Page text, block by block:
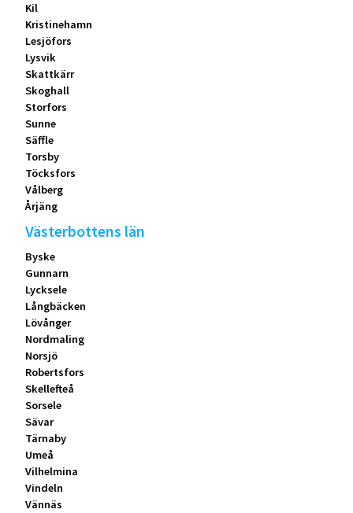
Kil
Kristinehamn
Lesjöfors
Lysvik
Skattkärr
Skoghall
Storfors
Sunne
Säffle
Torsby
Töcksfors
Vålberg
Årjäng
Västerbottens län
Byske
Gunnarn
Lycksele
Långbäcken
Lövånger
Nordmaling
Norsjö
Robertsfors
Skellefteå
Sorsele
Sävar
Tärnaby
Umeå
Vilhelmina
Vindeln
Vännäs